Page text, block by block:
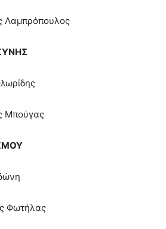
Λαμπρόπουλος
Μπούγας
Φωτήλας